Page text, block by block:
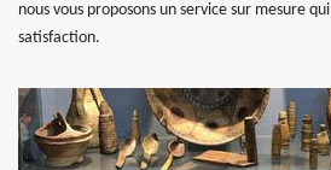
nous vous proposons un service sur mesure
satisfaction.